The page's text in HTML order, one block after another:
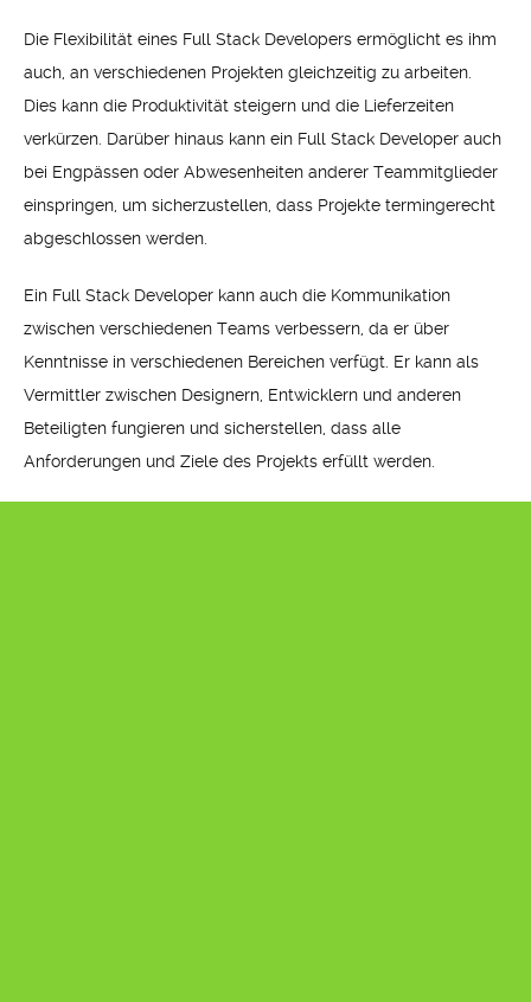
Die Flexibilität eines Full Stack Developers ermöglicht es ihm
auch, an verschiedenen Projekten gleichzeitig zu arbeiten.
Dies kann die Produktivität steigern und die Lieferzeiten
verkürzen. Darüber hinaus kann ein Full Stack Developer auch
bei Engpässen oder Abwesenheiten anderer Teammitglieder
einspringen, um sicherzustellen, dass Projekte termingerecht
abgeschlossen werden.
Ein Full Stack Developer kann auch die Kommunikation
zwischen verschiedenen Teams verbessern, da er über
Kenntnisse in verschiedenen Bereichen verfügt. Er kann als
Vermittler zwischen Designern, Entwicklern und anderen
Beteiligten fungieren und sicherstellen, dass alle
Anforderungen und Ziele des Projekts erfüllt werden.